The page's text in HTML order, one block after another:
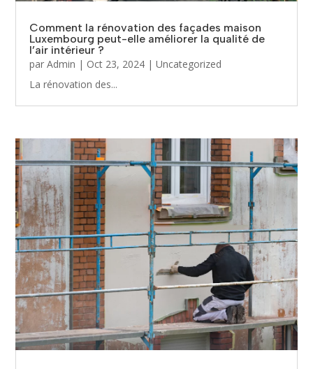
Comment la rénovation des façades maison
Luxembourg peut-elle améliorer la qualité de
l’air intérieur ?
parAdmin | Oct 23, 2024 |Uncategorized
La rénovation des...